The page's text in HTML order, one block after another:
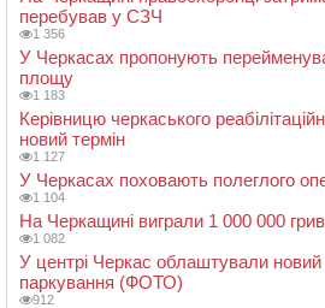
перебував у СЗЧ
1 356
У Черкасах пропонують
площу
1 183
Керівницю черкаського
новий термін
1 127
У Черкасах поховають полеглого
1 104
На Черкащині виграли 1 000 000
1 082
У центрі Черкас облаштували
паркування (ФОТО)
912